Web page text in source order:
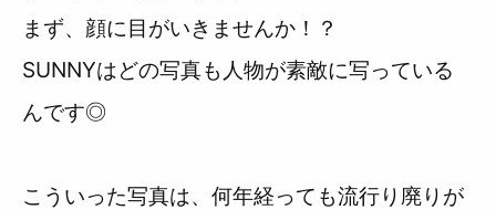
まず、顔に目がいきませんか！？
SUNNYはどの写真も人物が素敵に写っている
んです◎
こういった写真は、何年経っても流行り廃りが